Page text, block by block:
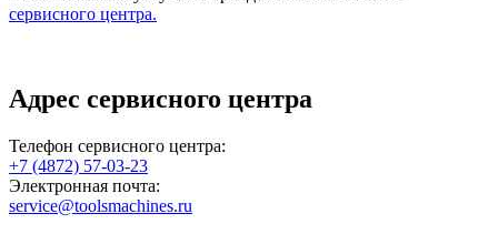
сервисного центра.
Адрес сервисного центра
Телефон сервисного центра:
+7 (4872) 57-03-23
Электронная почта:
service@toolsmachines.ru